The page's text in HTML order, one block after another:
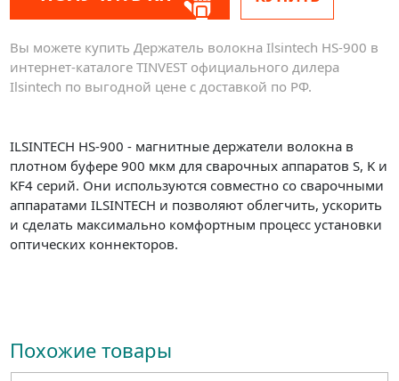
Вы можете купить Держатель волокна Ilsintech HS-900 в
интернет-каталоге TINVEST официального дилера
Ilsintech по выгодной цене с доставкой по РФ.
ILSINTECH HS-900 - магнитные держатели волокна в
плотном буфере 900 мкм для сварочных аппаратов S, K и
KF4 серий. Они используются совместно со сварочными
аппаратами ILSINTECH и позволяют облегчить, ускорить
и сделать максимально комфортным процесс установки
оптических коннекторов.
Похожие товары